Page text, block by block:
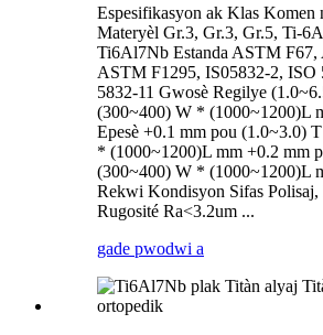
Espesifikasyon ak Klas Komen
Materyèl Gr.3, Gr.3, Gr.5, Ti-
Ti6Al7Nb Estanda ASTM F67,
ASTM F1295, IS05832-2, ISO
5832-11 Gwosè Regilye
(300~400) W * (1000~1200)L
Epesè +0.1 mm pou (1.0~3.0)
* (1000~1200)L mm +0.2 mm
(300~400) W * (1000~1200)L
Rekwi Kondisyon Sifas Polisaj,
Rugosité Ra<3.2um ...
gade pwodwi a